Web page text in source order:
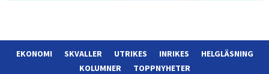
EKONOMI SKVALLER UTRIKES INRIKES
HELGLÄSNING
KOLUMNER
TOPPNYHETER